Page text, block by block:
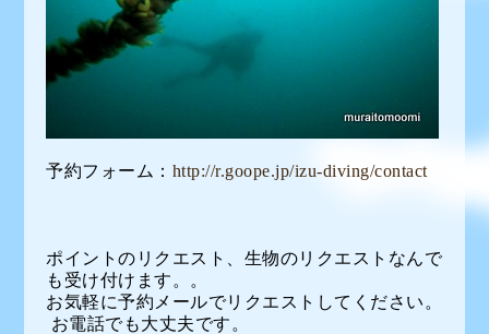
予約フォーム： http://r.goope.jp/izu-diving/contact
ポイントのリクエスト、生物のリクエストなんで
も受け付けます。。
お気軽に予約メールでリクエストしてください。
お電話でも大丈夫です。